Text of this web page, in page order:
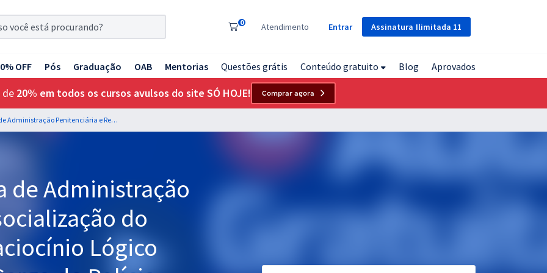
Assinatura Ilimitada 11
0 Atendimento Entrar
OFF Pós Graduação OAB Mentorias Questões grátis Conteúdo gratuito Blog Aprovados
de 20% em todos os cursos avulsos do site SÓ HOJE! Comprar agora
SEAP BA - Secretaria de Administração Penitenciária e Ressocialização do Estado da Bahia - Raciocínio Lógico Matemático para o Cargo de Polícia Penal - Professor: Marcelo Leite
de Administração
do
Lógico